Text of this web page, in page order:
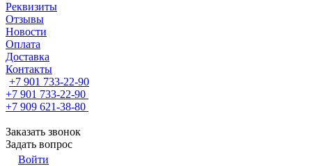
Реквизиты
Отзывы
Новости
Оплата
Доставка
Контакты
+7 901 733-22-90
+7 901 733-22-90
+7 909 621-38-80
Заказать звонок
Задать вопрос
Войти